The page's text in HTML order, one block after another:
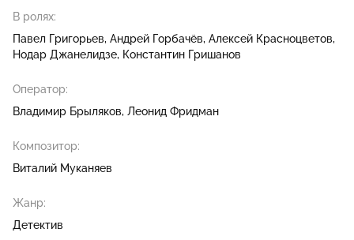
В ролях:
Павел Григорьев Андрей Горбачёв Алексей Красноцветов
Нодар Джанелидзе Константин Гришанов
Оператор:
Владимир Брыляков Леонид Фридман
Композитор:
Виталий Муканяев
Жанр:
Детектив